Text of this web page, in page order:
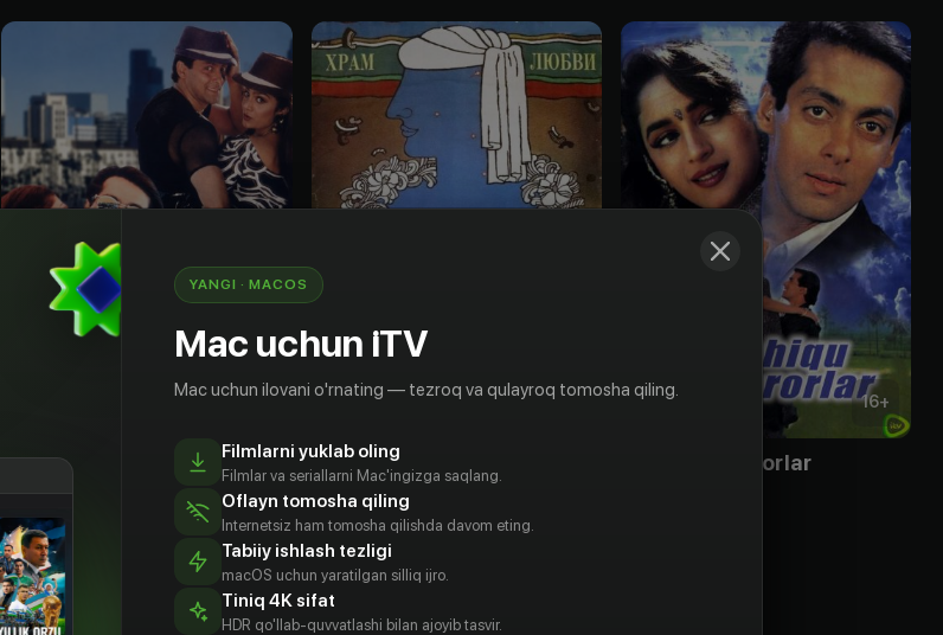
12 +
Beparvo egizaklar
12+
Храм любви
Bepul
16+
Oshiqu beqarorlar
YANGI · MACOS
Mac uchun iTV
Mac uchun ilovani o'rnating — tezroq va qulayroq tomosha qiling.
Filmlarni yuklab oling
Filmlar va seriallarni Mac'ingizga saqlang.
Oflayn tomosha qiling
Internetsiz ham tomosha qilishda davom eting.
Tabiiy ishlash tezligi
macOS uchun yaratilgan silliq ijro.
Tiniq 4K sifat
HDR qo'llab-quvvatlashi bilan ajoyib tasvir.